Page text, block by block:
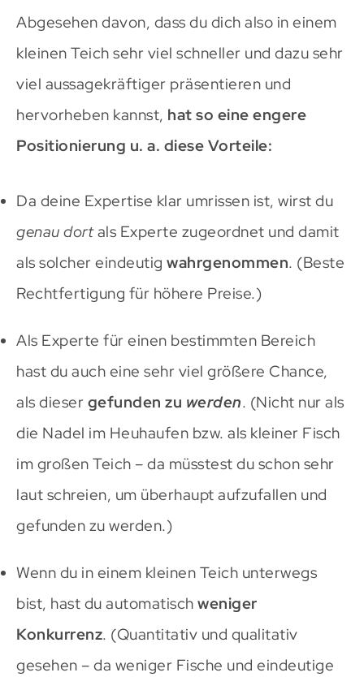
Abgesehen davon, dass du dich also in einem
kleinen Teich sehr viel schneller und dazu sehr
viel aussagekräftiger präsentieren und
hervorheben kannst, hat so eine engere
Positionierung u. a. diese Vorteile:
Da deine Expertise klar umrissen ist, wirst du
genau dortals Experte zugeordnet und damit
als solcher eindeutig wahrgenommen. (Beste
Rechtfertigung für höhere Preise.)
Als Experte für einen bestimmten Bereich
hast du auch eine sehr viel größere Chance,
als dieser gefunden zu werden. (Nicht nur als
die Nadel im Heuhaufen bzw. als kleiner Fisch
im großen Teich – da müsstest du schon sehr
laut schreien, um überhaupt aufzufallen und
gefunden zu werden.)
Wenn du in einem kleinen Teich unterwegs
bist, hast du automatisch weniger
Konkurrenz. (Quantitativ und qualitativ
gesehen – da weniger Fische und eindeutige